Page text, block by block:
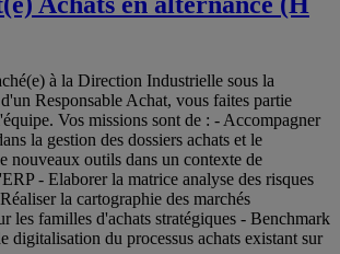
à la Direction Industrielle sous la
Responsable Achat, vous faites partie
Vos missions sont de : - Accompagner
la gestion des dossiers achats et le
nouveaux outils dans un contexte de
- Elaborer la matrice analyse des risques
la cartographie des marchés
les familles d'achats stratégiques - Benchmark
digitalisation du processus achats existant sur